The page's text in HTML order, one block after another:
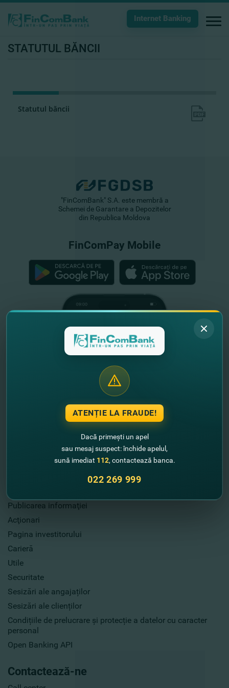
Internet Banking
STATUTUL BĂNCII
Statutul băncii
Publicarea informaţiei
Acţionari
Pagina investitorului
Carieră
Utile
Securitate
Sesizări ale angajaților
Sesizări ale clienților
Condițiile de prelucrare și protecție a datelor cu caracter
personal
Open Banking API
Contactează-ne
"FinComBank" S.A. este membră a
Schemei de Garantare a Depozitelor
din Republica Moldova
FinComPay Mobile
ATENȚIE LA FRAUDE!
Dacă primești un apel
sau mesaj suspect: închide apelul,
sună imediat 112, contactează banca.
022 269 999